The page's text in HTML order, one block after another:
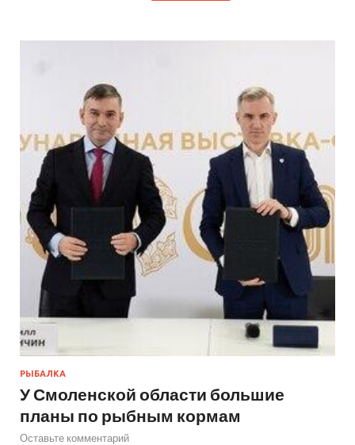
РЫБАЛКА
У Смоленской области большие
планы по рыбным кормам
Оставьте комментарий